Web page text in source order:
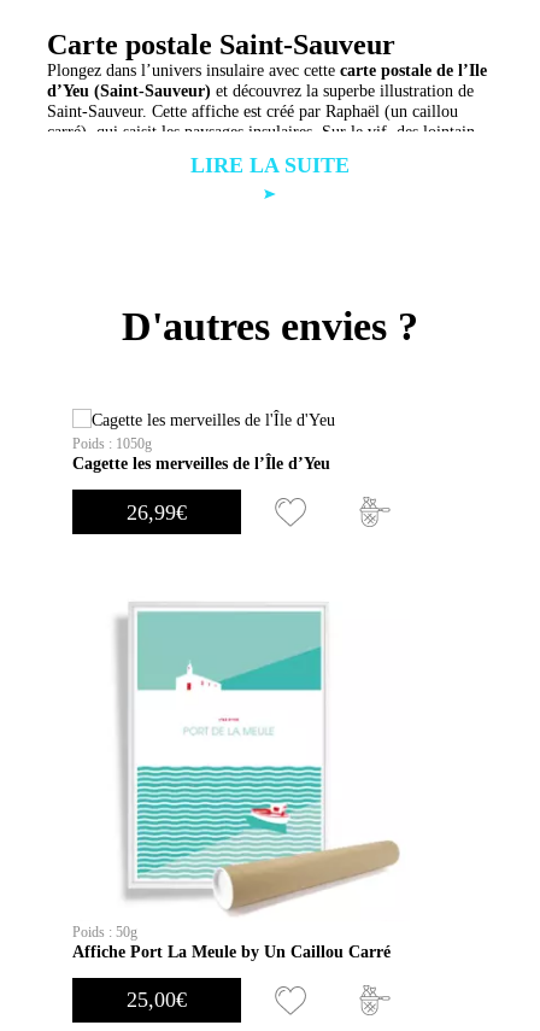
Carte postale Saint-Sauveur
Plongez dans l’univers insulaire avec cettecarte postale de l’Ile
d’Yeu (Saint-Sauveur) et découvrez la superbe illustration de
Saint-Sauveur. Cette affiche est créé par Raphaël (un caillou
carré), qui saisit les paysages insulaires. Sur le vif, des lointains
écrivent en lumière une ode à L’île d’Yeu.
En savoir plus sur Raphaël?Regardez le site officiel de l’office
15*15cm / Papier 350 g – Livrée avec rouleau de protection
D'autres envies ?
Poids : 1050g
Cagette les merveilles de l’Île d’Yeu
26,99€
Poids : 50g
Affiche Port La Meule by Un Caillou Carré
25,00€